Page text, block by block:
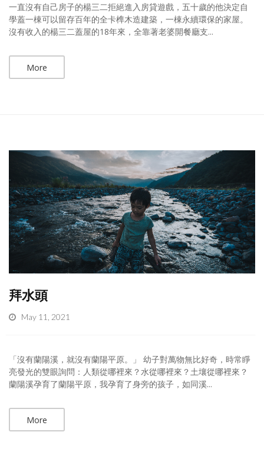
一直沒有自己房子的楊三二拒絕進入房貸遊戲，五十歲的他決定自
學蓋一棟可以留存百年的全卡榫木造建築，一棟永續環保的家屋。
沒有收入的楊三二蓋屋的18年來，全靠著老婆開餐廳支...
More
拜水頭
May 11, 2021
「沒有蘭陽溪，就沒有蘭陽平原。」 幼子對萬物無比好奇，時常睜
亮發光的雙眼詢問：人類從哪裡來？水從哪裡來？土壤從哪裡來？
蘭陽溪孕育了蘭陽平原，我孕育了身旁的孩子，如同溪...
More